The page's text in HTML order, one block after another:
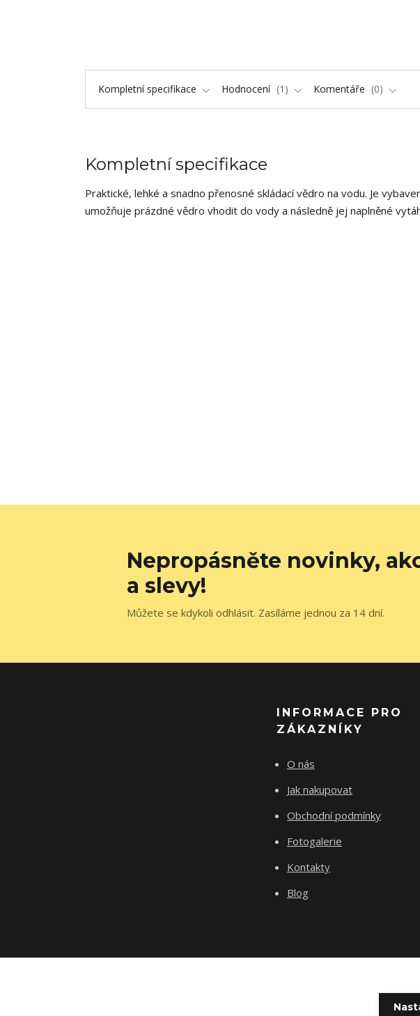
Kompletní specifikace Hodnocení 1 Komentáře 0
Kompletní specifikace
Praktické, lehké a snadno přenosné skládací vědro na vodu. Je
umožňuje prázdné vědro vhodit do vody a následně jej naplněné
Nepropásněte novinky,
a slevy!
Můžete se kdykoli odhlásit. Zasíláme jednou za 14 dní.
INFORMACE PRO
ZÁKAZNÍKY
O nás
Jak nakupovat
Obchodní podmínky
Fotogalerie
Kontakty
Blog
test